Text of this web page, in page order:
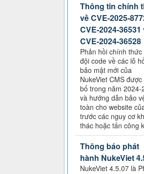
Thông tin chính
về CVE-2025-
CVE-2024-36531
CVE-2024-36528
Phản hồi chính thức
đội code về các lỗ
bảo mật mới của
NukeViet CMS được
bố trong năm 2024-
và hướng dẫn bảo
toàn cho website
trước các nguy cơ
thác hoặc tấn công
Thông báo phát
hành NukeViet
NukeViet 4.5.07 là